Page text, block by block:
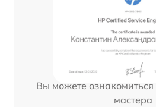
Вы можете
мастера